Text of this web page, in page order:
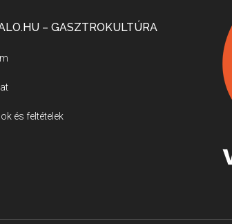
– GASZTROKULTÚRA
és feltételek